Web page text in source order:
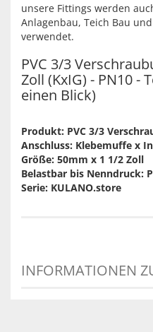
unsere Fittings werden
Anlagenbau, Teich Bau
verwendet.
PVC 3/3
Zoll (KxIG) - PN10 -
einen Blick)
Produkt: PVC 3/3
Anschluss: Klebemuffe x
Größe: 50mm x 1 1/2 Zoll
Belastbar bis Nenndruck:
Serie: KULANO.store
INFORMATIONEN